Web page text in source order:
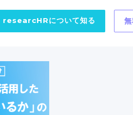
researcHRについて知る